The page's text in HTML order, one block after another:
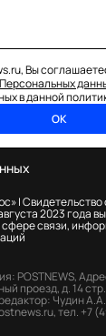
Вы
в данной
ОК
|
2023 года
сфере связи,
POSTNEWS,
проезд, д. 14
Чудин А.А.
,тел. +7